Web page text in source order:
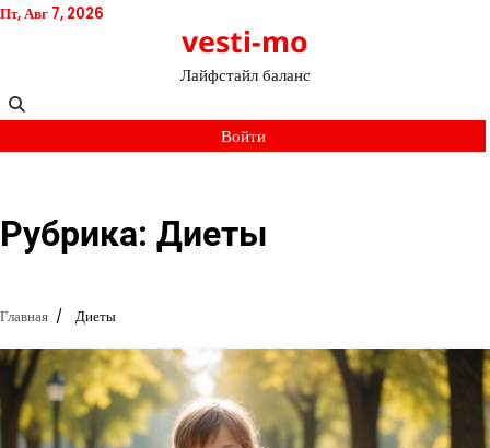
Перейти
Пт, Авг 7, 2026
vesti-mo
Лайфстайл баланс
Войти
Рубрика: Диеты
Главная Диеты